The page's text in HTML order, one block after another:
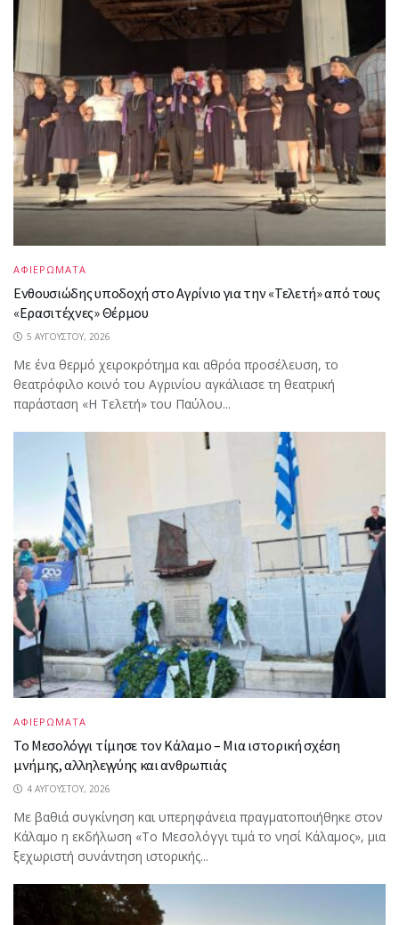
ΑΦΙΕΡΩΜΑΤΑ
Ενθουσιώδης υποδοχή στο Αγρίνιο για την «Τελετή» από τους
«Ερασιτέχνες» Θέρμου
5 ΑΥΓΟΎΣΤΟΥ, 2026
Με ένα θερμό χειροκρότημα και αθρόα προσέλευση, το
θεατρόφιλο κοινό του Αγρινίου αγκάλιασε τη θεατρική
παράσταση «Η Τελετή» του Παύλου...
ΑΦΙΕΡΩΜΑΤΑ
Το Μεσολόγγι τίμησε τον Κάλαμο – Μια ιστορική σχέση
μνήμης, αλληλεγγύης και ανθρωπιάς
4 ΑΥΓΟΎΣΤΟΥ, 2026
Με βαθιά συγκίνηση και υπερηφάνεια πραγματοποιήθηκε στον
Κάλαμο η εκδήλωση «Το Μεσολόγγι τιμά το νησί Κάλαμος», μια
ξεχωριστή συνάντηση ιστορικής...